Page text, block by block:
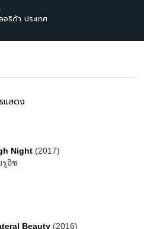
ริด้า ประเทศ
แสดง
Night(2017)
รูอิซ
Beauty(2016)